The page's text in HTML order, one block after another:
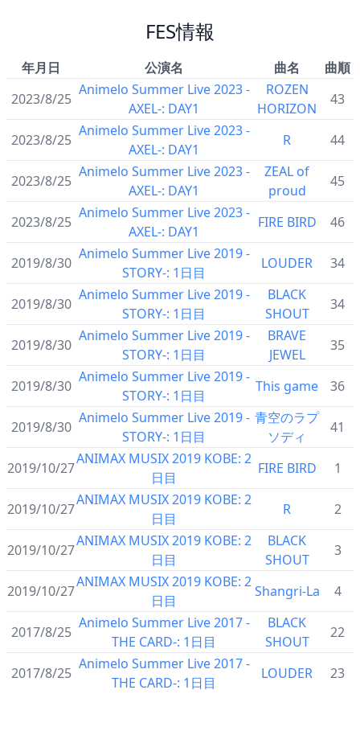
FES情報
年月日 公演名 曲名
曲順
2023/8/25
Animelo Summer Live 2023 -
AXEL-: DAY1
ROZEN
HORIZON
43
2023/8/25
Animelo Summer Live 2023 -
AXEL-: DAY1
R 44
2023/8/25
Animelo Summer Live 2023 -
AXEL-: DAY1
ZEAL of
proud
45
2023/8/25
Animelo Summer Live 2023 -
AXEL-: DAY1
FIRE BIRD 46
2019/8/30
Animelo Summer Live 2019 -
STORY-: 1日目
LOUDER 34
2019/8/30
Animelo Summer Live 2019 -
STORY-: 1日目
BLACK
SHOUT
34
2019/8/30
Animelo Summer Live 2019 -
STORY-: 1日目
BRAVE
JEWEL
35
2019/8/30
Animelo Summer Live 2019 -
STORY-: 1日目
This game 36
2019/8/30
Animelo Summer Live 2019 -
STORY-: 1日目
青空のラプ
ソディ
41
2019/10/27
ANIMAX MUSIX 2019 KOBE: 2
日目
FIRE BIRD 1
2019/10/27
ANIMAX MUSIX 2019 KOBE: 2
日目
R 2
2019/10/27
ANIMAX MUSIX 2019 KOBE: 2
日目
BLACK
SHOUT
3
2019/10/27
ANIMAX MUSIX 2019 KOBE: 2
日目
Shangri-La 4
2017/8/25
Animelo Summer Live 2017 -
THE CARD-: 1日目
BLACK
SHOUT
22
2017/8/25
Animelo Summer Live 2017 -
THE CARD-: 1日目
LOUDER 23